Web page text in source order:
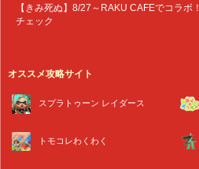
【きみ死ぬ】8/27～RAKU CAFEでコラボ
チェック
オススメ攻略サイト
スプラトゥーン レイダース
トモコレわくわく